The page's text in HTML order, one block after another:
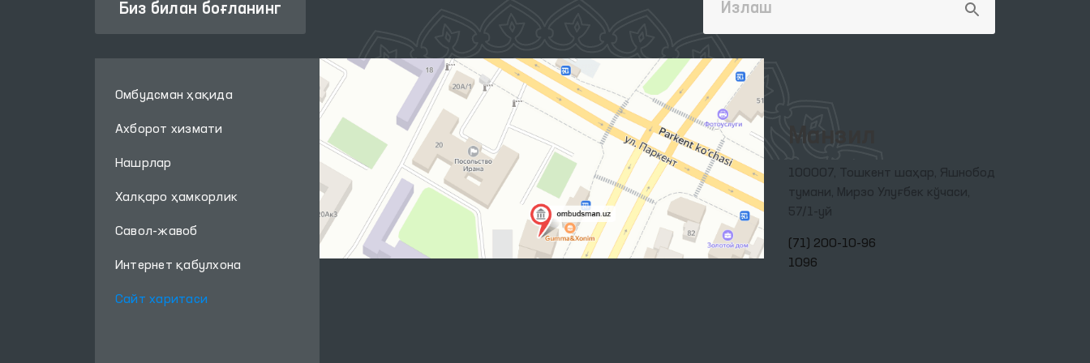
Биз билан боғланинг
Омбудсман ҳақида
Ахборот хизмати
Нашрлар
Халқаро ҳамкорлик
Савол-жавоб
Интернет қабулхона
Сайт харитаси
Манзил
100007, Тошкент шаҳар, Яшнобод
тумани, Мирзо Улуғбек кўчаси,
57/1-уй
(71) 200-10-96
1096